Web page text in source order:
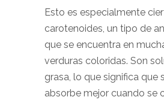
Esto es especialmente
carotenoides, un tipo de
que se encuentra en
verduras coloridas. Son
grasa, lo que significa que
absorbe mejor cuando se